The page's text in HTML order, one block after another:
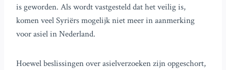
is geworden. Als wordt vastgesteld dat het veilig is,
komen veel Syriërs mogelijk niet meer in aanmerking
voor asiel in Nederland.
Hoewel beslissingen over asielverzoeken zijn opgeschort,